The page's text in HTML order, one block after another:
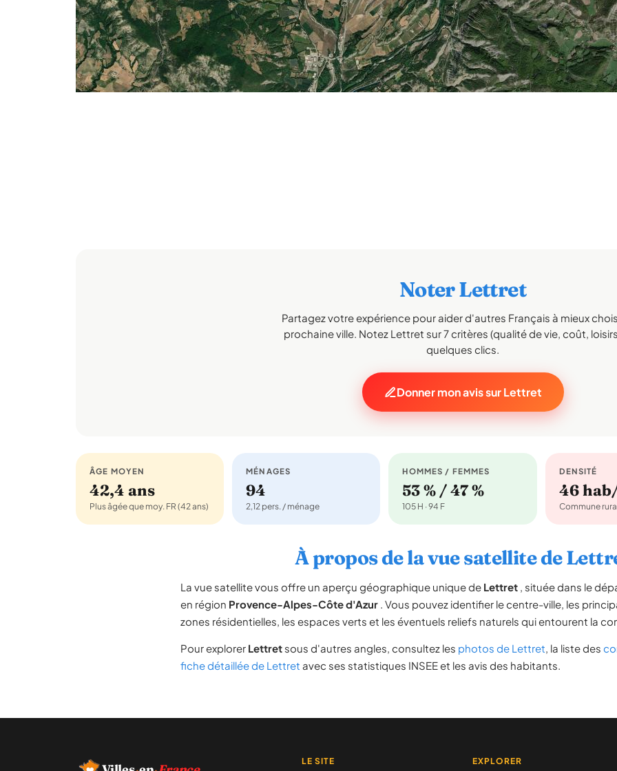
Noter Lettret
Partagez votre expérience pour aider d'autres Français à mieux
prochaine ville. Notez Lettret sur 7 critères (qualité de vie, coût,
quelques clics.
Donner mon avis sur Lettret
ÂGE MOYEN
42,4 ans
Plus âgée que moy. FR (42 ans)
MÉNAGES
94
2,12 pers. / ménage
HOMMES / FEMMES
53 % / 47 %
105 H · 94 F
DENSITÉ
46
Commune
À propos de la vue satellite de
La vue satellite vous offre un aperçu géographique unique de Lettret , située dans le
en région Provence-Alpes-Côte d'Azur . Vous pouvez identifier le centre-ville, les
zones résidentielles, les espaces verts et les éventuels reliefs naturels qui entourent la
Pour explorer Lettret sous d'autres angles, consultez les photos de Lettret, la liste des
fiche détaillée de Lettret avec ses statistiques INSEE et les avis des habitants.
LE SITE EXPLORER